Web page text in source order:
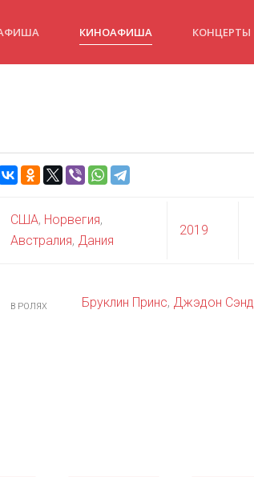
КИНОАФИША КОНЦЕРТЫ
США, Норвегия,
Австралия, Дания
2019
В РОЛЯХ Бруклин Принс, Джэдон Сэнд